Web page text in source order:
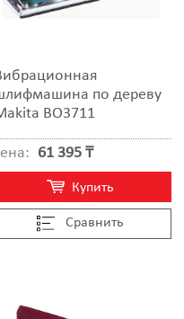
по дереву
BO3711
61 395 ₸
Cравнить
Купить